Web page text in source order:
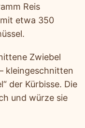
Reis
etwa 350
Zwiebel
kleingeschnitten
der Kürbisse. Die
und würze sie